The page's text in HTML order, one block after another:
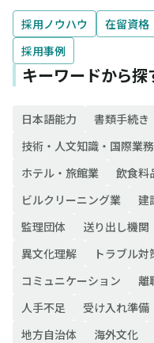
採用ノウハウ 在留資格
採用事例
キーワードから探
日本語能力 書類手続き
技術・人文知識・国際業務
ホテル・旅館業
飲食料
ビルクリーニング業
建
監理団体
送り出し機関
異文化理解
トラブル対
コミュニケーション
離
人手不足
受け入れ準備
地方自治体
海外文化